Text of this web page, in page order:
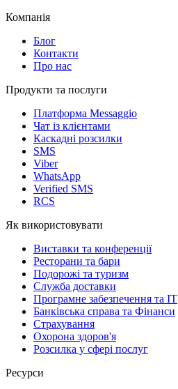
Компанія
Блог
Контакти
Про нас
Продукти та послуги
Платформа Messaggio
Чат із клієнтами
Каскадні розсилки
SMS
Viber
WhatsApp
Verified SMS
RCS
Як використовувати
Виставки та конференції
Ресторани та бари
Подорожі та туризм
Служба доставки
Програмне забезпечення та IT
Банківська справа та Фінанси
Страхування
Охорона здоров'я
Розсилка у сфері послуг
Ресурси